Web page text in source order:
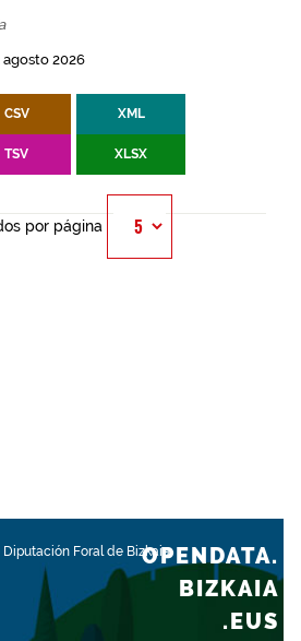
2026
CSV XML
TSV XLSX
por página
Diputación Foral de BizkaiaOPENDATA.
BIZKAIA
.EUS